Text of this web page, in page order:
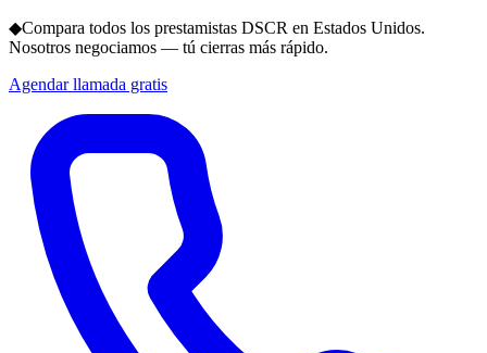
◆Compara todos los prestamistas DSCR en Estados Unidos.
Nosotros negociamos — tú cierras más rápido.
Agendar llamada gratis